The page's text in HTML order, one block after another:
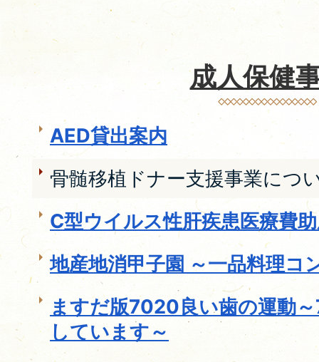
成人保健
AED貸出案内
骨髄移植ドナー支援事業につ
C型ウイルス性肝疾患医療費
地産地消甲子園 ～一品料理コ
ますだ版7020良い歯の運動
しています～